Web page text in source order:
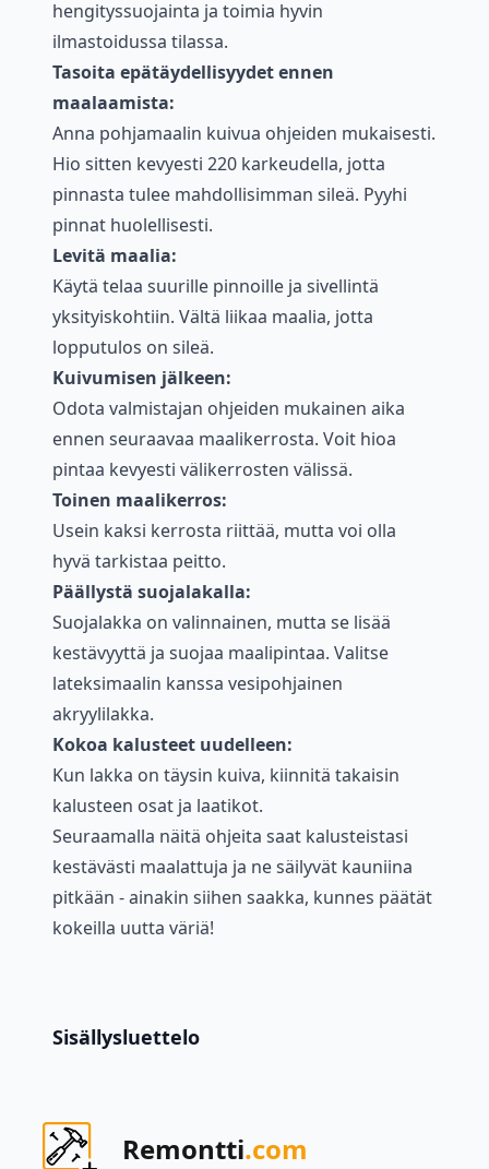
hengityssuojainta ja toimia hyvin
ilmastoidussa tilassa.
Tasoita epätäydellisyydet ennen
maalaamista:
Anna pohjamaalin kuivua ohjeiden mukaisesti.
Hio sitten kevyesti 220 karkeudella, jotta
pinnasta tulee mahdollisimman sileä. Pyyhi
pinnat huolellisesti.
Levitä maalia:
Käytä telaa suurille pinnoille ja sivellintä
yksityiskohtiin. Vältä liikaa maalia, jotta
lopputulos on sileä.
Kuivumisen jälkeen:
Odota valmistajan ohjeiden mukainen aika
ennen seuraavaa maalikerrosta. Voit hioa
pintaa kevyesti välikerrosten välissä.
Toinen maalikerros:
Usein kaksi kerrosta riittää, mutta voi olla
hyvä tarkistaa peitto.
Päällystä suojalakalla:
Suojalakka on valinnainen, mutta se lisää
kestävyyttä ja suojaa maalipintaa. Valitse
lateksimaalin kanssa vesipohjainen
akryylilakka.
Kokoa kalusteet uudelleen:
Kun lakka on täysin kuiva, kiinnitä takaisin
kalusteen osat ja laatikot.
Seuraamalla näitä ohjeita saat kalusteistasi
kestävästi maalattuja ja ne säilyvät kauniina
pitkään - ainakin siihen saakka, kunnes päätät
kokeilla uutta väriä!
Sisällysluettelo
Remontti.com